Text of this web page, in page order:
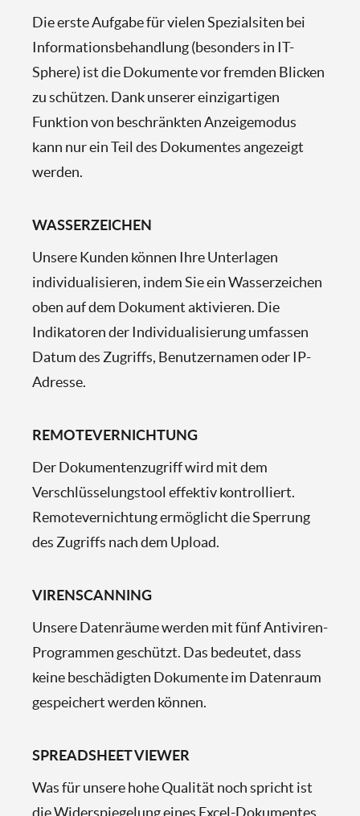
Die erste Aufgabe für vielen Spezialsiten bei
Informationsbehandlung (besonders in IT-
Sphere) ist die Dokumente vor fremden Blicken
zu schützen. Dank unserer einzigartigen
Funktion von beschränkten Anzeigemodus
kann nur ein Teil des Dokumentes angezeigt
werden.
WASSERZEICHEN
Unsere Kunden können Ihre Unterlagen
individualisieren, indem Sie ein Wasserzeichen
oben auf dem Dokument aktivieren. Die
Indikatoren der Individualisierung umfassen
Datum des Zugriffs, Benutzernamen oder IP-
Adresse.
REMOTEVERNICHTUNG
Der Dokumentenzugriff wird mit dem
Verschlüsselungstool effektiv kontrolliert.
Remotevernichtung ermöglicht die Sperrung
des Zugriffs nach dem Upload.
VIRENSCANNING
Unsere Datenräume werden mit fünf Antiviren-
Programmen geschützt. Das bedeutet, dass
keine beschädigten Dokumente im Datenraum
gespeichert werden können.
SPREADSHEET VIEWER
Was für unsere hohe Qualität noch spricht ist